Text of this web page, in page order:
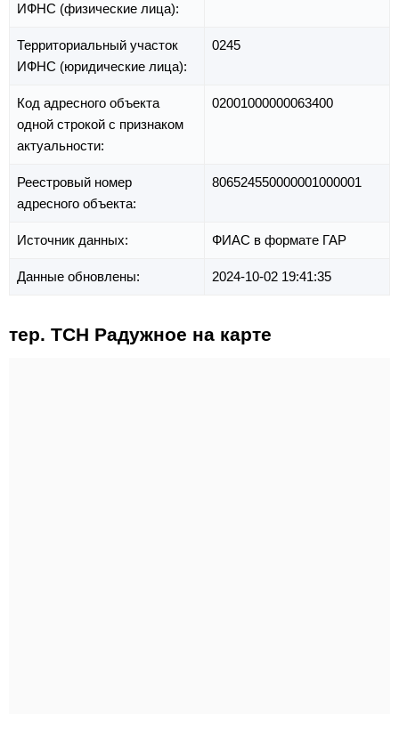
ИФНС (физические лица):
Территориальный участок
ИФНС (юридические лица):
0245
Код адресного объекта
одной строкой с признаком
актуальности:
02001000000063400
Реестровый номер
адресного объекта:
806524550000001000001
Источник данных: ФИАС в формате ГАР
Данные обновлены: 2024-10-02 19:41:35
тер. ТСН Радужное на карте